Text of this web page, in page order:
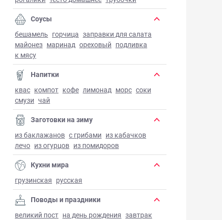
Соусы
бешамель горчица заправки для салата
майонез маринад ореховый подливка
к мясу
Напитки
квас компот кофе лимонад морс соки
смузи чай
Заготовки на зиму
из баклажанов с грибами из кабачков
лечо из огурцов из помидоров
Кухни мира
грузинская русская
Поводы и праздники
великий пост на день рождения завтрак